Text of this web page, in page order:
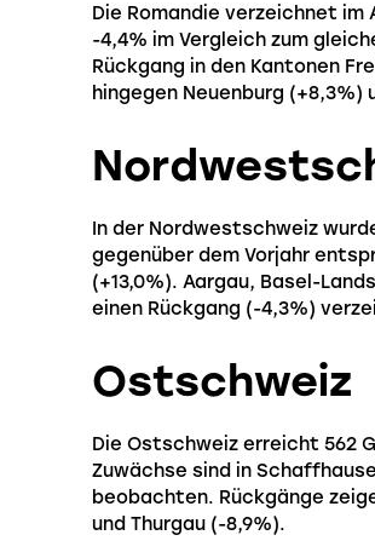
Die Romandie verzeichnet im
-4,4% im Vergleich zum
Rückgang in den Kantonen
hingegen Neuenburg
In der Nordwestschweiz
gegenüber dem Vorjahr
(+13,0%). Aargau, Basel-
einen Rückgang (-4,3%)
Ostschweiz
Die Ostschweiz erreicht 562
Zuwächse sind in
beobachten. Rückgänge
und Thurgau (-8,9%).